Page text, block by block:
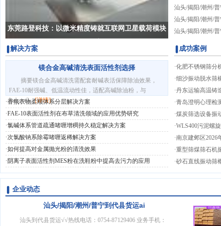
东莞路登科技：以微米精度铸就互联网卫星载荷模块
汕头/揭阳/潮州/普宁到岢岚县货运ai
互联网卫星载荷
梁"
汕头/揭阳/潮州/
运ai
汕头/揭阳/潮州/
运ai
汕头/揭阳/潮州/
解决方案
镁合金高碱清洗表面活性剂选择
摘要镁合金高碱清洗需配套耐碱表活保障除油效果，
FAE-10耐强碱、低温流动性佳，适配高碱除油粉，与
Indsent3...[详情]
·香氛衣物柔顺体系分层解决方案
·FAE-10表面活性剂在布草清洗领域的应用优势研究
·氯碱体系管道疏通啫喱增稠持久稳定解决方案
·次氯酸钠系除霉啫喱返稀解决方案
·如何提高对金属抛光粉的清洗效果
· 阴离子表面活性剂MES粉在洗鞋粉中提高去污力的应用
成功案例
·化肥不锈钢筛分
计
·细沙振动脱水筛
块
·丹东运输高温铸
家
·青岛澄明心理检
榆阳健康小屋建
·煤炭筛选设备振
·WLS400污泥螺
绞龙输送机
·南京建邺区2026
实战案例｜无窗
·重型筛煤筛石机
筛
·砂石直线振动筛
企业动态
汕头/揭阳/潮州/普宁到代县货运ai
汕头到代县货运√√热线电话：0754-87129406 业务手机：